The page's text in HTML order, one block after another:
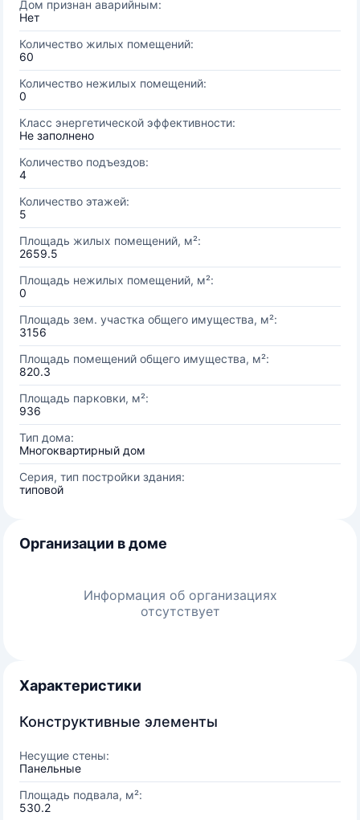
Дом признан аварийным:
Нет
Количество жилых помещений:
60
Количество нежилых помещений:
0
Класс энергетической эффективности:
Не заполнено
Количество подъездов:
4
Количество этажей:
5
Площадь жилых помещений, м²:
2659.5
Площадь нежилых помещений, м²:
0
Площадь зем. участка общего имущества, м²:
3156
Площадь помещений общего имущества, м²:
820.3
Площадь парковки, м²:
936
Тип дома:
Многоквартирный дом
Серия, тип постройки здания:
типовой
Организации в доме
Информация об организациях
отсутствует
Характеристики
Конструктивные элементы
Несущие стены:
Панельные
Площадь подвала, м²:
530.2